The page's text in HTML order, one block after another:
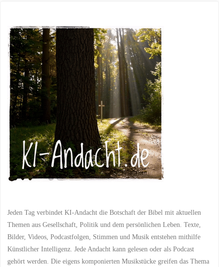
unter
Druck
steht"
Jeden Tag verbindet KI-Andacht die Botschaft der Bibel mit aktuellen
Themen aus Gesellschaft, Politik und dem persönlichen Leben. Texte,
Bilder, Videos, Podcastfolgen, Stimmen und Musik entstehen mithilfe
Künstlicher Intelligenz. Jede Andacht kann gelesen oder als Podcast
gehört werden. Die eigens komponierten Musikstücke greifen das Thema